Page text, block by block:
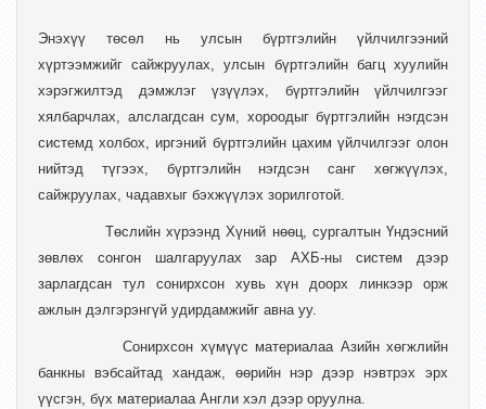
Энэхүү төсөл нь улсын бүртгэлийн үйлчилгээний
хүртээмжийг сайжруулах, улсын бүртгэлийн багц хуулийн
хэрэгжилтэд дэмжлэг үзүүлэх, бүртгэлийн үйлчилгээг
хялбарчлах, алслагдсан сум, хороодыг бүртгэлийн нэгдсэн
системд холбох, иргэний бүртгэлийн цахим үйлчилгээг олон
нийтэд түгээх, бүртгэлийн нэгдсэн санг хөгжүүлэх,
сайжруулах, чадавхыг бэхжүүлэх зорилготой.
Төслийн хүрээнд Хүний нөөц, сургалтын Үндэсний
зөвлөх сонгон шалгаруулах зар АХБ-ны систем дээр
зарлагдсан тул сонирхсон хувь хүн доорх линкээр орж
ажлын дэлгэрэнгүй удирдамжийг авна уу.
Сонирхсон хүмүүс материалаа Азийн хөгжлийн
банкны вэбсайтад хандаж, өөрийн нэр дээр нэвтрэх эрх
үүсгэн, бүх материалаа Англи хэл дээр оруулна.